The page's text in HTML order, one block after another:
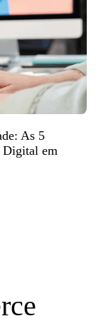
As 5
Digital em